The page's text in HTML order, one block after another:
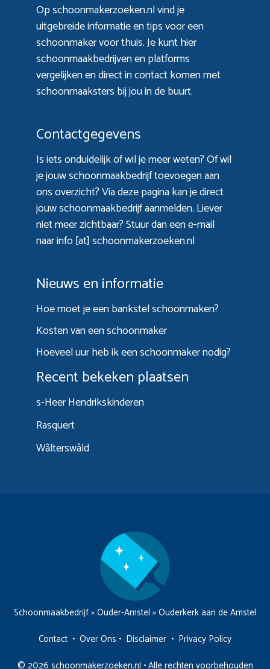
Op schoonmakerzoeken.nl vind je
uitgebreide informatie en tips voor een
schoonmaker voor thuis. Je kunt hier
schoonmaakbedrijven en platforms
vergelijken en direct in contact komen met
schoonmaaksters bij jou in de buurt.
Contactgegevens
Is iets onduidelijk of wil je meer weten? Of wil
je jouw schoonmaakbedrijf toevoegen aan
ons overzicht? Viadeze paginakan je direct
jouw schoonmaakbedrijf aanmelden. Liever
niet meer zichtbaar? Stuur dan een e-mail
naar info [at] schoonmakerzoeken.nl
Nieuws en informatie
Hoe moet je een bankstel schoonmaken?
Kosten van een schoonmaker
Hoeveel uur heb ik een schoonmaker nodig?
Recent bekeken plaatsen
s-Heer Hendrikskinderen
Rasquert
Wâlterswâld
Schoonmaakbedrijf»Ouder-Amstel »Ouderkerk aan de Amstel
Contact • Over Ons • Disclaimer • Privacy Policy
© 2026 schoonmakerzoeken.nl • Alle rechten voorbehouden